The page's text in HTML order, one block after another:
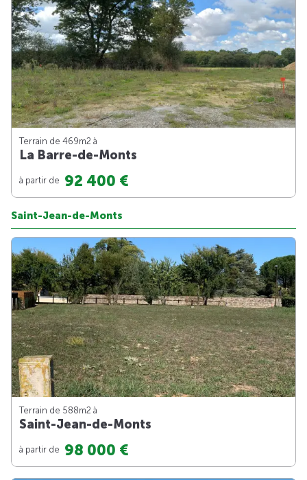
Terrain de 469m2 à
La Barre-de-Monts
à partir de 92 400 €
Saint-Jean-de-Monts
Terrain de 588m2 à
Saint-Jean-de-Monts
à partir de 98 000 €